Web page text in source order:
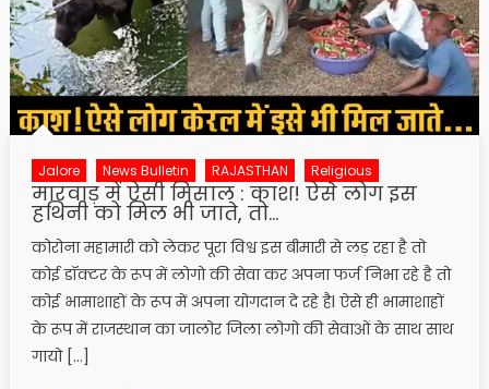
Jalore News Bulletin RAJASTHAN Religious
मारवाड़ में ऐसी मिसाल : काश! ऐसे लोग इस
हथिनी को मिल भी जाते, तो…
कोरोना महामारी को लेकर पूरा विश्व इस बीमारी से लड़ रहा है तो
कोई डॉक्टर के रूप में लोगो की सेवा कर अपना फर्ज निभा रहे है तो
कोई भामाशाहों के रूप में अपना योगदान दे रहे हैl ऐसे ही भामाशाहों
के रूप में राजस्थान का जालोर जिला लोगो की सेवाओं के साथ साथ
गायो […]